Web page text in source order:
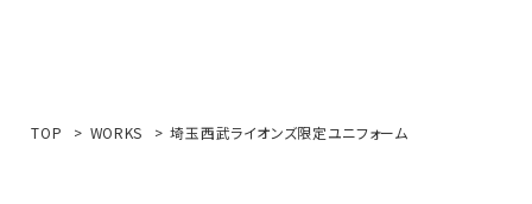
TOP WORKS 埼玉西武ライオンズ限定ユニフォーム